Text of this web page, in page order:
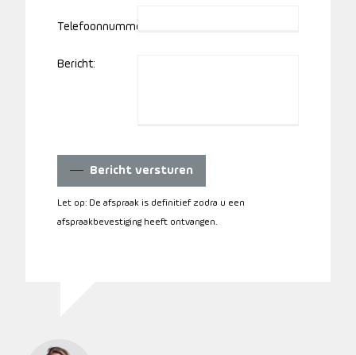
Telefoonnummer:
Bericht:
Bericht versturen
Let op: De afspraak is definitief zodra u een
afspraakbevestiging heeft ontvangen.